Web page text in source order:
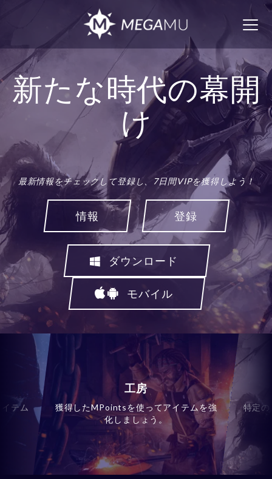
新たな時代の幕開
け
最新情報をチェックして登録し、7日間VIPを獲得しよう！
情報 登録
ダウンロード
モバイル
テム
工房
獲得したMPointsを使ってアイテムを強
化しましょう。
特定